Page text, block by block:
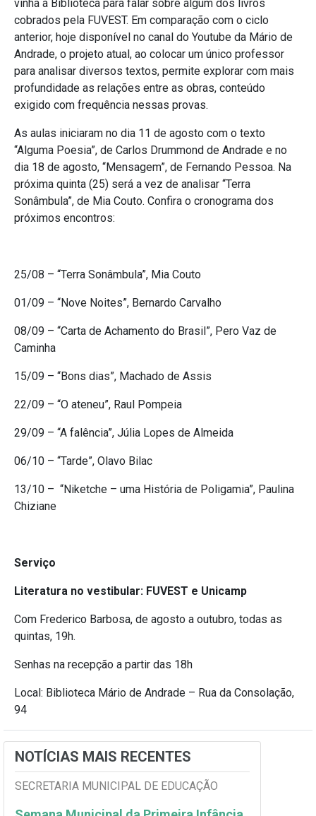
vinha à Biblioteca para falar sobre algum dos livros
cobrados pela FUVEST. Em comparação com o ciclo
anterior, hoje disponível no canal do Youtube da Mário de
Andrade, o projeto atual, ao colocar um único professor
para analisar diversos textos, permite explorar com mais
profundidade as relações entre as obras, conteúdo
exigido com frequência nessas provas.
As aulas iniciaram no dia 11 de agosto com o texto
“Alguma Poesia”, de Carlos Drummond de Andrade e no
dia 18 de agosto, “Mensagem”, de Fernando Pessoa. Na
próxima quinta (25) será a vez de analisar “Terra
Sonâmbula”, de Mia Couto. Confira o cronograma dos
próximos encontros:
25/08 – “Terra Sonâmbula”, Mia Couto
01/09 – “Nove Noites”, Bernardo Carvalho
08/09 – “Carta de Achamento do Brasil”, Pero Vaz de
Caminha
15/09 – “Bons dias”, Machado de Assis
22/09 – “O ateneu”, Raul Pompeia
29/09 – “A falência”, Júlia Lopes de Almeida
06/10 – “Tarde”, Olavo Bilac
13/10 – “Niketche – uma História de Poligamia”, Paulina
Chiziane
Serviço
Literatura no vestibular: FUVEST e Unicamp
Com Frederico Barbosa, de agosto a outubro, todas as
quintas, 19h.
Senhas na recepção a partir das 18h
Local: Biblioteca Mário de Andrade – Rua da Consolação,
94
NOTÍCIAS MAIS RECENTES
SECRETARIA MUNICIPAL DE EDUCAÇÃO